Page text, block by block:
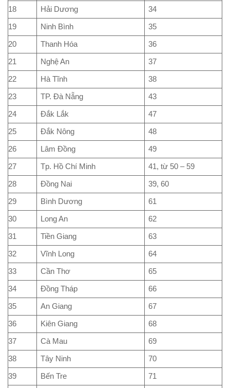
18 Hải Dương 34
19 Ninh Bình 35
20 Thanh Hóa 36
21 Nghệ An 37
22 Hà Tĩnh 38
23 TP. Đà Nẵng 43
24 Đắk Lắk 47
25 Đắk Nông 48
26 Lâm Đồng 49
27 Tp. Hồ Chí Minh 41, từ 50 – 59
28 Đồng Nai 39, 60
29 Bình Dương 61
30 Long An 62
31 Tiền Giang 63
32 Vĩnh Long 64
33 Cần Thơ 65
34 Đồng Tháp 66
35 An Giang 67
36 Kiên Giang 68
37 Cà Mau 69
38 Tây Ninh 70
39 Bến Tre 71